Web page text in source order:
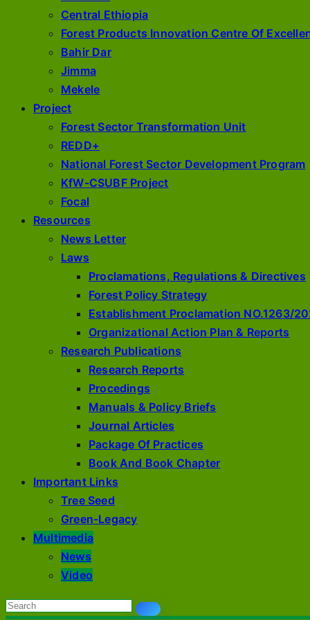
Central Ethiopia
Forest Products Innovation Centre Of
Bahir Dar
Jimma
Mekele
Project
Forest Sector Transformation Unit
REDD+
National Forest Sector Development Program
KfW-CSUBF Project
Focal
Resources
News Letter
Laws
Proclamations, Regulations & Directives
Forest Policy Strategy
Establishment Proclamation NO.1263/
Organizational Action Plan & Reports
Research Publications
Research Reports
Procedings
Manuals & Policy Briefs
Journal Articles
Package Of Practices
Book And Book Chapter
Important Links
Tree Seed
Green-Legacy
Multimedia
News
Video